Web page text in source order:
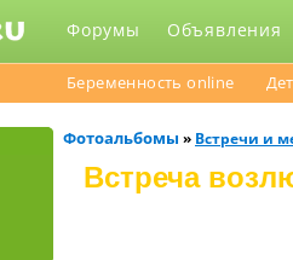
Форумы Объявления
Беременность online
Фотоальбомы » Встречи и
Встреча